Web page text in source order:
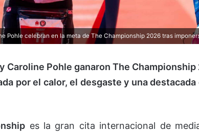
Pohle celebran en la meta de The Championship 2026 tras
Caroline Pohle ganaron The
por el calor, el desgaste y una
es la gran cita internacional de